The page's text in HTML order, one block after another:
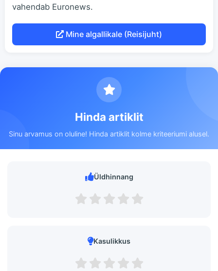
vahendab Euronews.
Mine algallikale (Reisijuht)
Hinda artiklit
Sinu arvamus on oluline! Hinda artiklit kolme kriteeriumi alusel.
Üldhinnang
Kasulikkus